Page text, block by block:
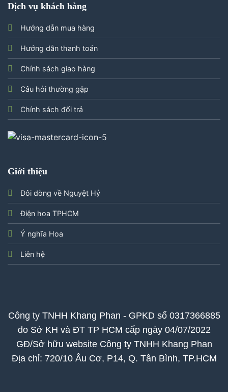
Dịch vụ khách hàng
Hướng dẫn mua hàng
Hướng dẫn thanh toán
Chính sách giao hàng
Câu hỏi thường gặp
Chính sách đổi trả
Giới thiệu
Đôi dòng về Nguyệt Hỷ
Điện hoa TPHCM
Ý nghĩa Hoa
Liên hệ
Công ty TNHH Khang Phan - GPKD số 0317366885
do Sở KH và ĐT TP HCM cấp ngày 04/07/2022
GĐ/Sở hữu website Công ty TNHH Khang Phan
Địa chỉ: 720/10 Âu Cơ, P14, Q. Tân Bình, TP.HCM